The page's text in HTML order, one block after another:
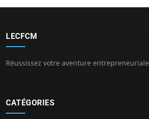
LECFCM
Réussissez votre aventure entrepreneuriale
CATÉGORIES